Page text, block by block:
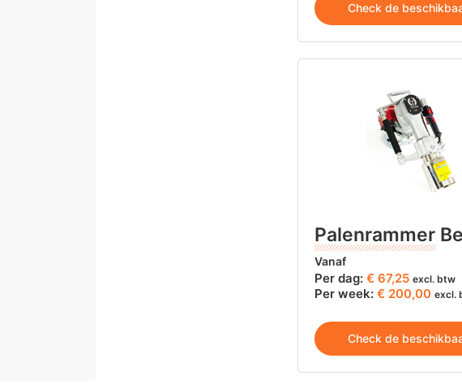
Check de
Palenrammer
Vanaf
Per dag:€ 67,25 excl. btw
Per week:€ 200,00 excl.
Check de